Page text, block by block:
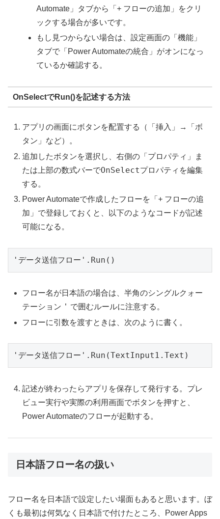
Automate」タブから「+ フローの追加」をクリ
ックする場合が多いです。
もし見つからない場合は、設定画面の「機能」
タブで「Power Automateの統合」がオンになっ
ているか確認する。
OnSelectでRun()を記述する方法
アプリの画面にボタンを配置する（「挿入」→「ボ
タン」など）。
追加したボタンを選択し、右側の「プロパティ」ま
たは上部の数式バーでOnSelectプロパティを編集
する。
Power Automateで作成したフローを「+ フローの追
加」で登録しておくと、以下のようなコードが記述
可能になる。
'データ送信フロー'.Run()
フロー名が日本語の場合は、半角のシングルクォー
テーション ' で囲むルールに注意する。
フローに引数を渡すときは、次のように書く。
'データ送信フロー'.Run(TextInput1.Text)
記述が終わったらアプリを保存して発行する。プレ
ビュー実行や実際の利用画面でボタンを押すと、
Power Automateのフローが起動する。
日本語フロー名の扱い
フロー名を日本語で設定したい場面もあると思います。ぼ
くも最初は何気なく日本語で付けたところ、Power Apps